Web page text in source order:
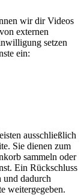
wir dir Videos
externen
setzen
ein:
ausschließlich
Sie dienen zum
sammeln oder
Ein Rückschluss
dadurch
weitergegeben.